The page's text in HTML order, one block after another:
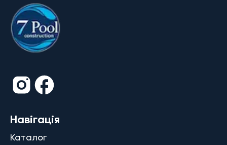
Навігація
Каталог